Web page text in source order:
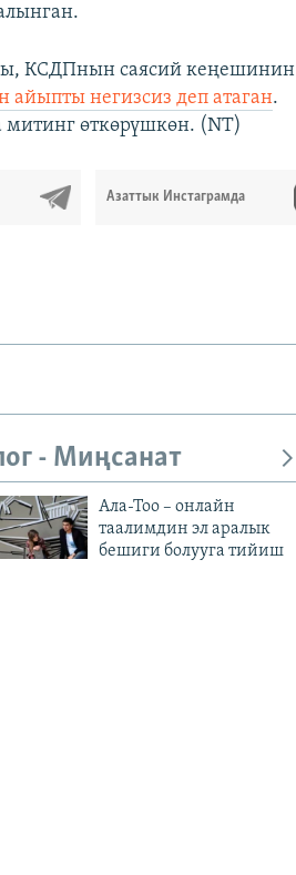
КСДПнын саясий кеңешинин
айыпты негизсиз деп атаган.
митинг өткөрүшкөн.​ (NT)
Азаттык Инстаграмда
- Миңсанат
Ала-Тоо – онлайн
таалимдин эл аралык
бешиги болууга тийиш